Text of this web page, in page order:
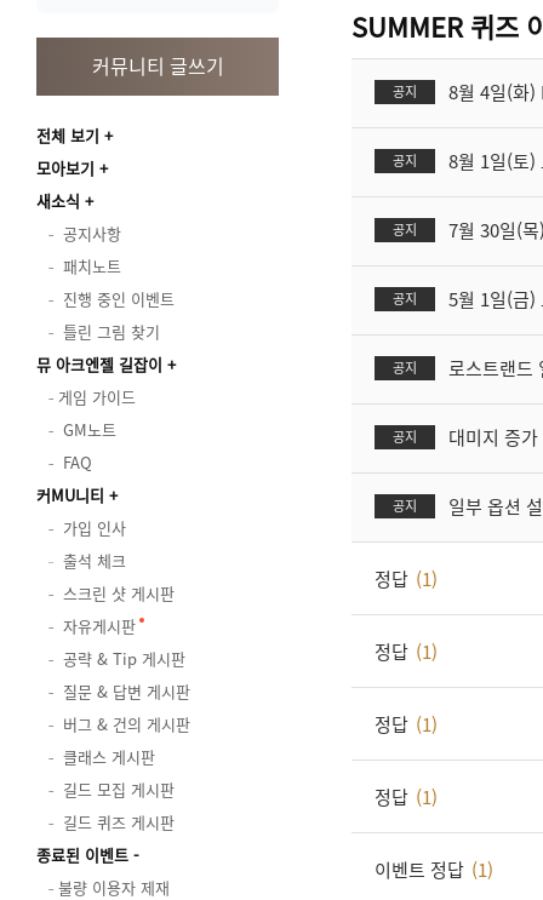
커뮤니티 글쓰기
전체 보기
모아보기
새소식
공지사항
패치노트
진행 중인 이벤트
틀린 그림 찾기
뮤 아크엔젤 길잡이
게임 가이드
GM노트
FAQ
커MU니티
가입 인사
출석 체크
스크린 샷 게시판
자유게시판
공략 & Tip 게시판
질문 & 답변 게시판
버그 & 건의 게시판
클래스 게시판
길드 모집 게시판
길드 퀴즈 게시판
종료된 이벤트
불량 이용자 제재
SUMMER 퀴즈
공지 8월 4일(화)
공지 8월 1일(토)
공지 7월 30일(
공지 5월 1일(금)
공지 로스트랜드
공지 대미지 증
공지 일부 옵션
정답 (1)
정답 (1)
정답 (1)
정답 (1)
이벤트 정답 (1)